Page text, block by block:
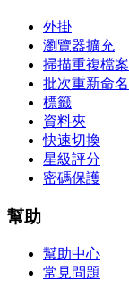
外掛
瀏覽器擴充
掃描重複檔案
批次重新命名
標籤
資料夾
快速切換
星級評分
密碼保護
幫助
幫助中心
常見問題